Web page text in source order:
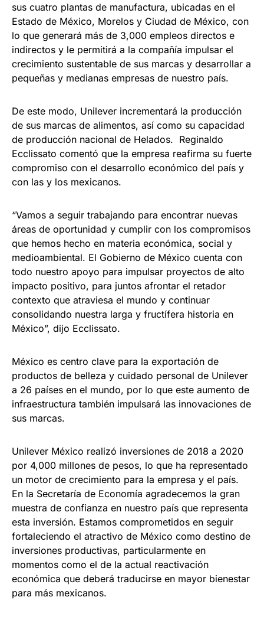
sus cuatro plantas de manufactura, ubicadas en el
Estado de México, Morelos y Ciudad de México, con
lo que generará más de 3,000 empleos directos e
indirectos y le permitirá a la compañía impulsar el
crecimiento sustentable de sus marcas y desarrollar a
pequeñas y medianas empresas de nuestro país.
De este modo, Unilever incrementará la producción
de sus marcas de alimentos, así como su capacidad
de producción nacional de Helados. Reginaldo
Ecclissato comentó que la empresa reafirma su fuerte
compromiso con el desarrollo económico del país y
con las y los mexicanos.
“Vamos a seguir trabajando para encontrar nuevas
áreas de oportunidad y cumplir con los compromisos
que hemos hecho en materia económica, social y
medioambiental. El Gobierno de México cuenta con
todo nuestro apoyo para impulsar proyectos de alto
impacto positivo, para juntos afrontar el retador
contexto que atraviesa el mundo y continuar
consolidando nuestra larga y fructífera historia en
México”, dijo Ecclissato.
México es centro clave para la exportación de
productos de belleza y cuidado personal de Unilever
a 26 países en el mundo, por lo que este aumento de
infraestructura también impulsará las innovaciones de
sus marcas.
Unilever México realizó inversiones de 2018 a 2020
por 4,000 millones de pesos, lo que ha representado
un motor de crecimiento para la empresa y el país.
En la Secretaría de Economía agradecemos la gran
muestra de confianza en nuestro país que representa
esta inversión. Estamos comprometidos en seguir
fortaleciendo el atractivo de México como destino de
inversiones productivas, particularmente en
momentos como el de la actual reactivación
económica que deberá traducirse en mayor bienestar
para más mexicanos.